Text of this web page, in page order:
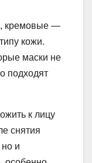
кремовые —
кожи.
маски не
подходят
к лицу
снятия
и